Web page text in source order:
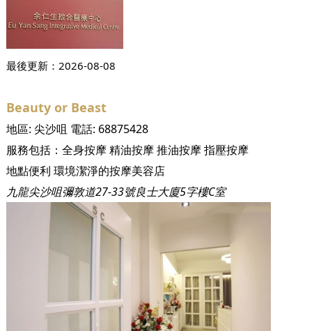
最後更新： 2026-08-08
Beauty or Beast
地區: 尖沙咀 電話: 68875428
服務包括： 全身按摩精油按摩推油按摩指壓按摩
地點便利 環境潔淨的按摩美容店
九龍尖沙咀彌敦道27-33號良士大廈5字樓C室